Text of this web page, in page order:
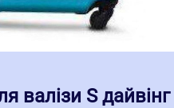
валізи S дайвінг